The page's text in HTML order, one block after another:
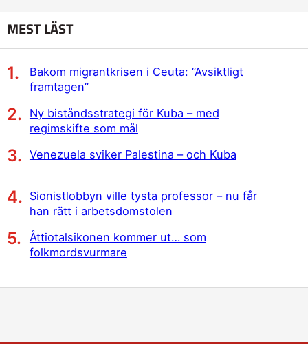
MEST LÄST
Bakom migrantkrisen i Ceuta: ”Avsiktligt
framtagen”
Ny biståndsstrategi för Kuba – med
regimskifte som mål
Venezuela sviker Palestina – och Kuba
Sionistlobbyn ville tysta professor – nu får
han rätt i arbetsdomstolen
Åttiotalsikonen kommer ut… som
folkmordsvurmare